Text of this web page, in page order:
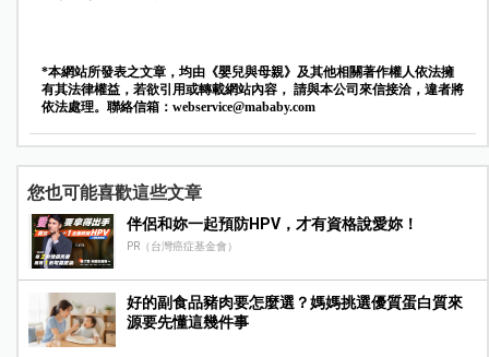
*本網站所發表之文章，均由《嬰兒與母親》及其他相關著作權人依法擁
有其法律權益，若欲引用或轉載網站內容， 請與本公司來信接洽，違者將
依法處理。聯絡信箱： webservice@mababy.com
您也可能喜歡這些文章
伴侶和妳一起預防HPV，才有資格說愛妳！
PR（台灣癌症基金會）
好的副食品豬肉要怎麼選？媽媽挑選優質蛋白質來
源要先懂這幾件事